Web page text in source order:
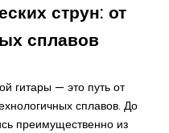
струн: от
сплавов
гитары — это путь от
сплавов. До
преимущественно из